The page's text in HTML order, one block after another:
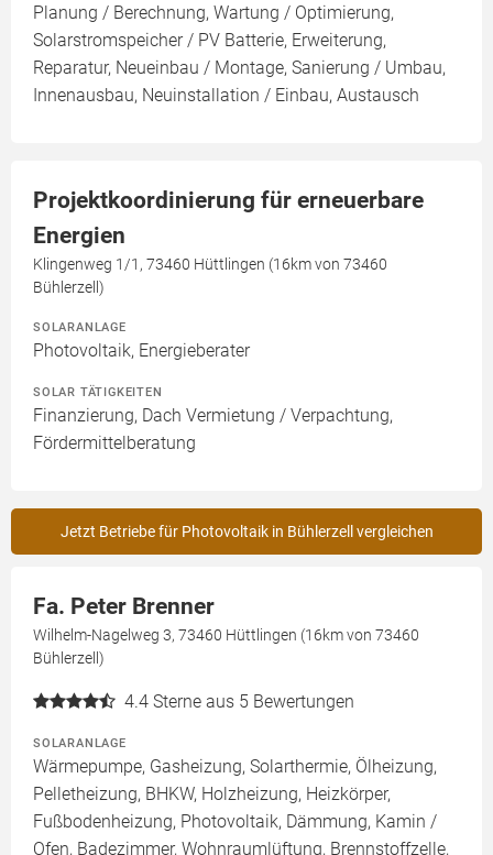
Planung / Berechnung, Wartung / Optimierung,
Solarstromspeicher / PV Batterie, Erweiterung,
Reparatur, Neueinbau / Montage, Sanierung / Umbau,
Innenausbau, Neuinstallation / Einbau, Austausch
Projektkoordinierung für erneuerbare
Energien
Klingenweg 1/1, 73460 Hüttlingen (16km von 73460
Bühlerzell)
SOLARANLAGE
Photovoltaik, Energieberater
SOLAR TÄTIGKEITEN
Finanzierung, Dach Vermietung / Verpachtung,
Fördermittelberatung
Jetzt Betriebe für Photovoltaik in Bühlerzell vergleichen
Fa. Peter Brenner
Wilhelm-Nagelweg 3, 73460 Hüttlingen (16km von 73460
Bühlerzell)
4.4 Sterne aus 5 Bewertungen
SOLARANLAGE
Wärmepumpe, Gasheizung, Solarthermie, Ölheizung,
Pelletheizung, BHKW, Holzheizung, Heizkörper,
Fußbodenheizung, Photovoltaik, Dämmung, Kamin /
Ofen, Badezimmer, Wohnraumlüftung, Brennstoffzelle,